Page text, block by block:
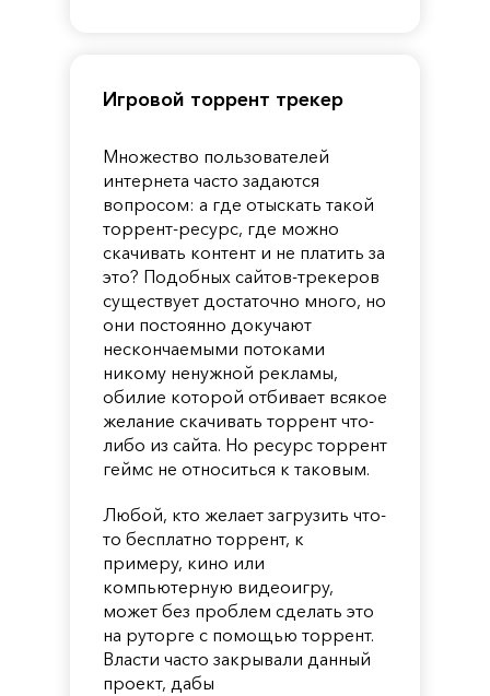
Игровой торрент трекер
Множество пользователей
интернета часто задаются
вопросом: а где отыскать такой
торрент-ресурс, где можно
скачивать контент и не платить за
это? Подобных сайтов-трекеров
существует достаточно много, но
они постоянно докучают
нескончаемыми потоками
никому ненужной рекламы,
обилие которой отбивает всякое
желание скачивать торрент что-
либо из сайта. Но ресурс торрент
геймс не относиться к таковым.
Любой, кто желает загрузить что-
то бесплатно торрент, к
примеру, кино или
компьютерную видеоигру,
может без проблем сделать это
на руторге с помощью торрент.
Власти часто закрывали данный
проект, дабы